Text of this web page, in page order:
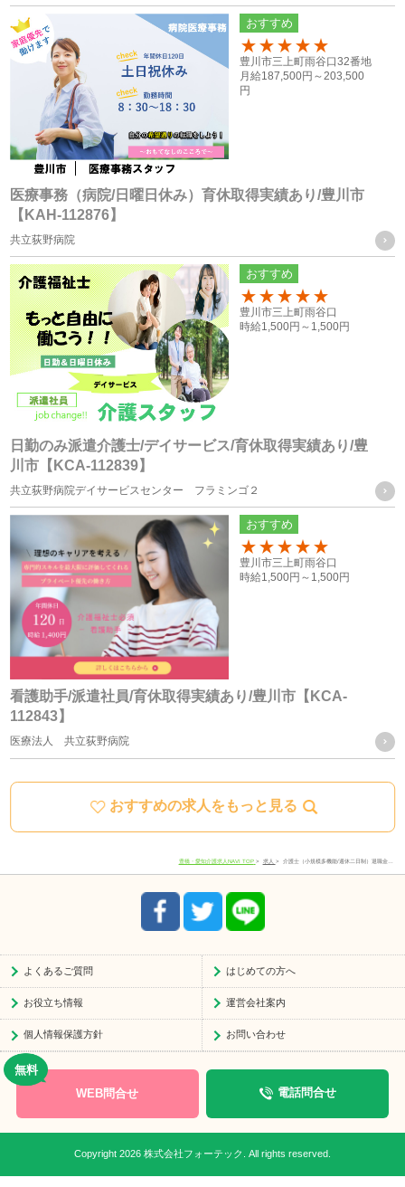
共同利用する個人情報の取得方法
従業員や登録スタッフの方の個人情報
・入社時又は登録時にお預かりした履歴書や入社手続きに必
要なその他の書類、お問い合わせフォーム、メール、口頭
（電話等）、その他書面による取得
応募者の方への個人情報
・採用応募時に取得した履歴書、お問い合せフォーム、エン
トリーフォーム、口頭（電話等）による取得
・就職斡旋サイトや人材紹介会社からの通知による取得
お取引様の個人情報
・お問い合せフォーム、求人依頼フォーム、口頭（電話等）
またはFAXによる取得
個人情報の管理について責任を有する者の名称
・株式会社フォーテック
統計処理されたデータの利用
当社は、提供を受けた個人情報をもとに、個人を特定できな
いよう加工した統計データを作成することがあります。個人
を特定できない統計データについては、当社は何ら制限なく
利用することができるものとします。
ご質問及びご苦情の窓口
当社における個人データの取り扱いに関するご質問やご苦情
に関しては下記の窓口にご連絡ください。
住所 愛知県豊川市宿町寺前66-1
8:30-17:30
おすすめの求人をもっと見る
医療事務（病院/日曜日休み）育休取得実績あり/豊川市
【KAH-112876】
共立荻野病院
おすすめ
100
豊川市三上町雨谷口32番地
月給187,500円～203,500
円
日勤のみ派遣介護士/デイサービス/育休取得実績あり/豊
川市【KCA-112839】
共立荻野病院デイサービスセンター フラミンゴ２
おすすめ
100
豊川市三上町雨谷口
時給1,500円～ 1,500円
看護助手/派遣社員/育休取得実績あり/豊川市【KCA-
112843】
医療法人 共立荻野病院
おすすめ
100
豊川市三上町雨谷口
時給1,500円～ 1,500円
豊橋・愛知介護求人NAVI TOP 求人 介護士（小規模多機能/週休二日制）退職金…
よくあるご質問 はじめての方へ
お役立ち情報 運営会社案内
個人情報保護方針 お問い合わせ
電話問合せ
WEB問合せ
Copyright 2026 株式会社フォーテック. All rights reserved.